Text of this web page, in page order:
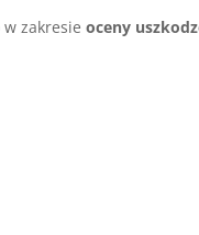
w zakresieoceny